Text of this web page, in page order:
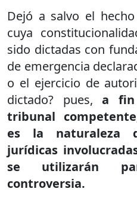
Dejó a salvo el
cuya
sido dictadas con
de emergencia
o el ejercicio de
dictado? pues, a fin
tribunal
es la naturaleza
jurídicas
se utilizarán
controversia.